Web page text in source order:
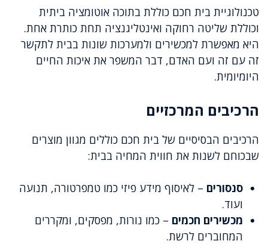
טכנולוגיית בית חכם כוללת בתוכה אוטומציה ביתית
וכוללת שליטה רחוקה ואינטליגנציה תחת כותרת אחת.
היא מאפשרת למכשירים ולמערכות שונות בבית לתקשר
זה עם זה ועם האדם, דבר המשפר את איכות החיים
היומיומית.
הרכיבים המרכזיים
הרכיבים הבסיסיים של בית חכם כוללים מגוון מוצרים
שבכוחם לשנות את חווית המחיה בבית:
סנסורים – לאיסוף מידע פיזי כמו טמפרטורה, תנועה
ועוד.
מכשירים חכמים – כמו נורות, מפסקים, ומקררים
המחוברים לרשת.